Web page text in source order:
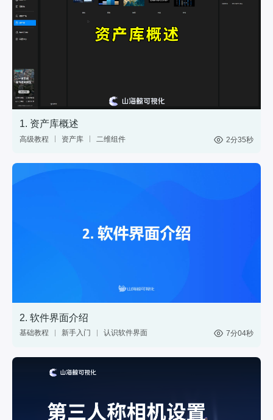
1. 资产库概述
高级教程 资产库
二维组件
2分35秒
2. 软件界面介绍
基础教程 新手入门
认识软件界面
7分04秒